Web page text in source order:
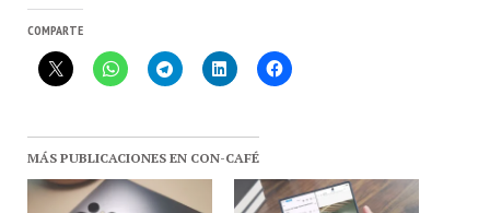
COMPARTE
MÁS PUBLICACIONES EN CON-CAFÉ